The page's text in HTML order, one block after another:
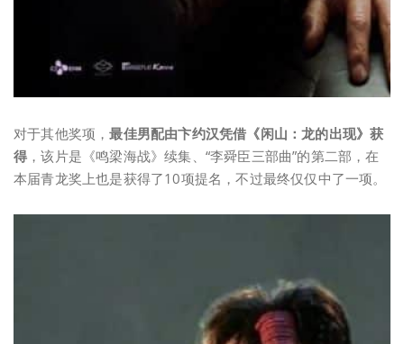
对于其他奖项，最佳男配由卞约汉凭借《闲山：龙的出现》获
得 ，该片是《鸣梁海战》续集、“李舜臣三部曲”的第二部，在
本届青龙奖上也是获得了10项提名，不过最终仅仅中了一项。